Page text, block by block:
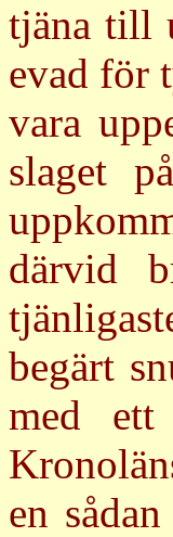
tjäna till
evad för
vara
slaget
därvid
begärt
med ett
en